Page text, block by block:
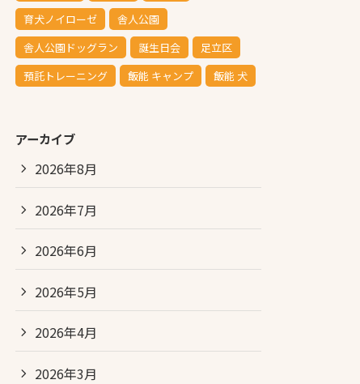
育犬ノイローゼ
舎人公園
舎人公園ドッグラン
誕生日会
足立区
預託トレーニング
飯能 キャンプ 飯能 犬
アーカイブ
2026年8月
2026年7月
2026年6月
2026年5月
2026年4月
2026年3月